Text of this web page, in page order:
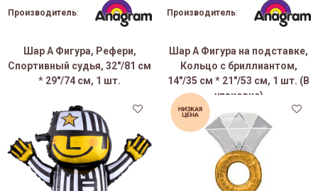
Производитель: Производитель:
Шар А Фигура, Рефери,
Спортивный судья, 32"/81 см
* 29"/74 см, 1 шт.
Шар А Фигура на подставке,
Кольцо с бриллиантом,
14"/35 см * 21"/53 см, 1 шт. (В
упаковке)